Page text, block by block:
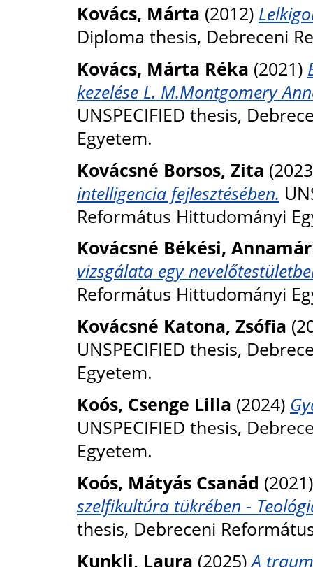
Kovács, Márta (2012)
Diploma thesis, Debreceni
Kovács, Márta Réka (2021)
kezelése L. M.Montgomery
UNSPECIFIED thesis,
Egyetem.
Kovácsné Borsos, Zita
intelligencia fejlesztésében.
Református Hittudományi
Kovácsné Békési,
vizsgálata egy
Református Hittudományi
Kovácsné Katona, Zsófia
UNSPECIFIED thesis,
Egyetem.
Koós, Csenge Lilla (2024)
UNSPECIFIED thesis,
Egyetem.
Koós, Mátyás Csanád
szelfikultúra tükrében -
thesis, Debreceni
Kunkli, Laura (2025)A